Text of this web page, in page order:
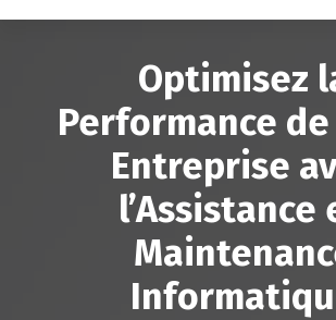
e
Optimisez
Performance
Entreprise
l’Assistance